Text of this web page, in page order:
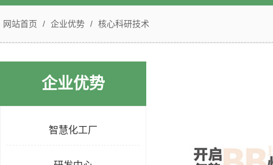
网站首页 / 企业优势 / 核心科研技术
企业优势
智慧化工厂